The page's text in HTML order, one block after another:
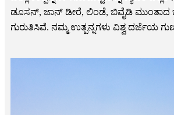
ಡೂಸನ್, ಜಾನ್ ಡೀರೆ, ಲಿಂಡೆ, ಬಿವೈಡಿ ಮುಂತಾದ
ಗುರುತಿಸಿವೆ. ನಮ್ಮ ಉತ್ಪನ್ನಗಳು ವಿಶ್ವ ದರ್ಜೆಯ